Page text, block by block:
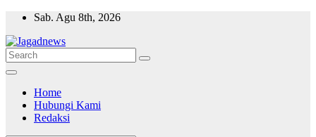
Skip
content
Sab. Agu 8th, 2026
Home
Hubungi Kami
Redaksi